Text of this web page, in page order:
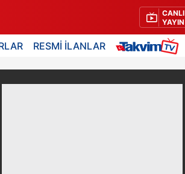
CANLI
YAYIN
RESMİ İLANLAR